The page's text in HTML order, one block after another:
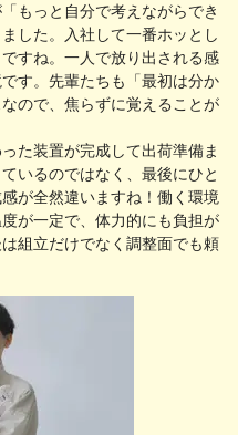
もっと自分で考えながらでき
した。入社して一番ホッとし
すね。一人で放り出される感
す。先輩たちも「最初は分か
ので、焦らずに覚えることが
た装置が完成して出荷準備ま
いるのではなく、最後にひと
が全然違いますね！働く環境
が一定で、体力的にも負担が
組立だけでなく調整面でも頼